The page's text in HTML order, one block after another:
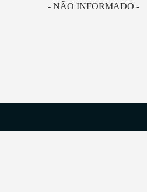
- NÃO INFORMADO -